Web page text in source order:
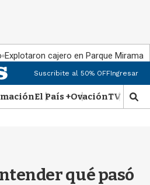
Explotaron cajero en Parque Miramar
Suscribite al 50% OFFIngresar
El País +OvaciónTV Show
M
o
r
qué pasó